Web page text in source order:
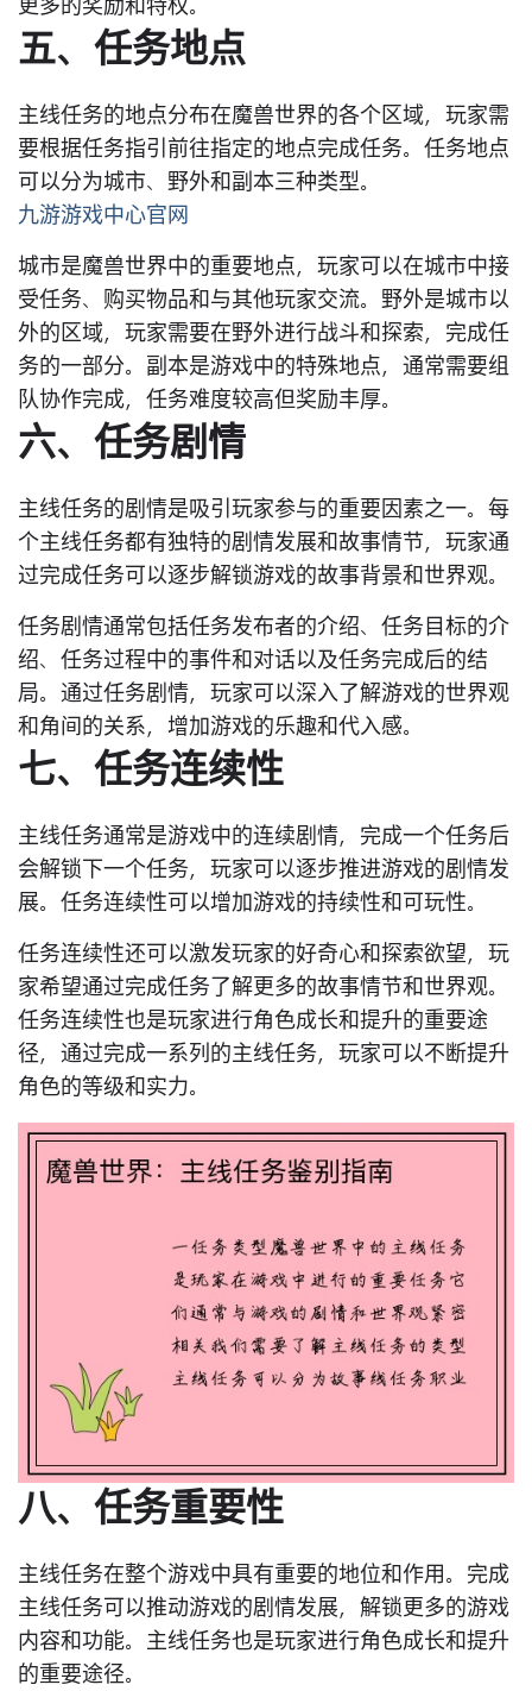
更多的奖励和特权。
五、任务地点
主线任务的地点分布在魔兽世界的各个区域，玩家需
要根据任务指引前往指定的地点完成任务。任务地点
可以分为城市、野外和副本三种类型。
九游游戏中心官网
城市是魔兽世界中的重要地点，玩家可以在城市中接
受任务、购买物品和与其他玩家交流。野外是城市以
外的区域，玩家需要在野外进行战斗和探索，完成任
务的一部分。副本是游戏中的特殊地点，通常需要组
队协作完成，任务难度较高但奖励丰厚。
六、任务剧情
主线任务的剧情是吸引玩家参与的重要因素之一。每
个主线任务都有独特的剧情发展和故事情节，玩家通
过完成任务可以逐步解锁游戏的故事背景和世界观。
任务剧情通常包括任务发布者的介绍、任务目标的介
绍、任务过程中的事件和对话以及任务完成后的结
局。通过任务剧情，玩家可以深入了解游戏的世界观
和角间的关系，增加游戏的乐趣和代入感。
七、任务连续性
主线任务通常是游戏中的连续剧情，完成一个任务后
会解锁下一个任务，玩家可以逐步推进游戏的剧情发
展。任务连续性可以增加游戏的持续性和可玩性。
任务连续性还可以激发玩家的好奇心和探索欲望，玩
家希望通过完成任务了解更多的故事情节和世界观。
任务连续性也是玩家进行角色成长和提升的重要途
径，通过完成一系列的主线任务，玩家可以不断提升
角色的等级和实力。
八、任务重要性
主线任务在整个游戏中具有重要的地位和作用。完成
主线任务可以推动游戏的剧情发展，解锁更多的游戏
内容和功能。主线任务也是玩家进行角色成长和提升
的重要途径。